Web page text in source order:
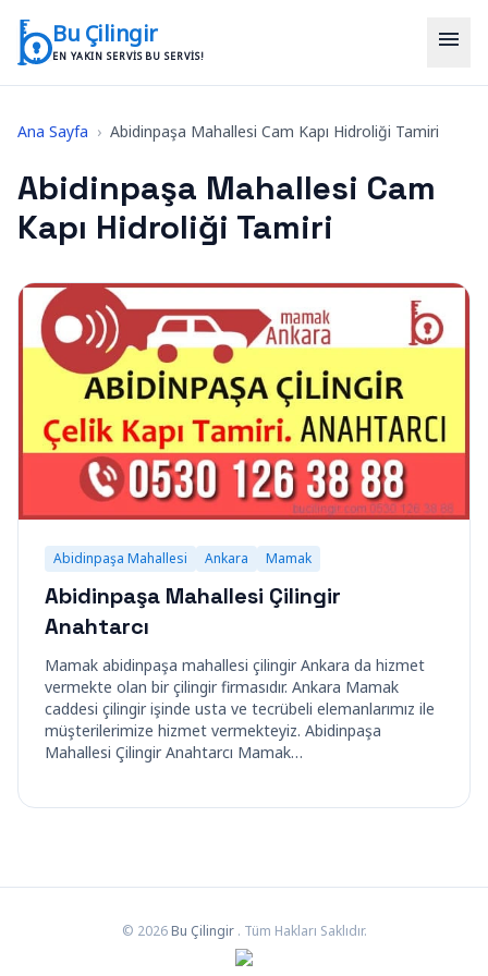
Bu Çilingir
EN YAKIN SERVIS BU SERVIS!
menu
Ana Sayfa › Abidinpaşa Mahallesi Cam Kapı Hidroliği Tamiri
Abidinpaşa Mahallesi Cam
Kapı Hidroliği Tamiri
Abidinpaşa Mahallesi Ankara Mamak
Abidinpaşa Mahallesi Çilingir
Anahtarcı
Mamak abidinpaşa mahallesi çilingir Ankara da hizmet
vermekte olan bir çilingir firmasıdır. Ankara Mamak
caddesi çilingir işinde usta ve tecrübeli elemanlarımız ile
müşterilerimize hizmet vermekteyiz. Abidinpaşa
Mahallesi Çilingir Anahtarcı Mamak…
© 2026 Bu Çilingir . Tüm Hakları Saklıdır.